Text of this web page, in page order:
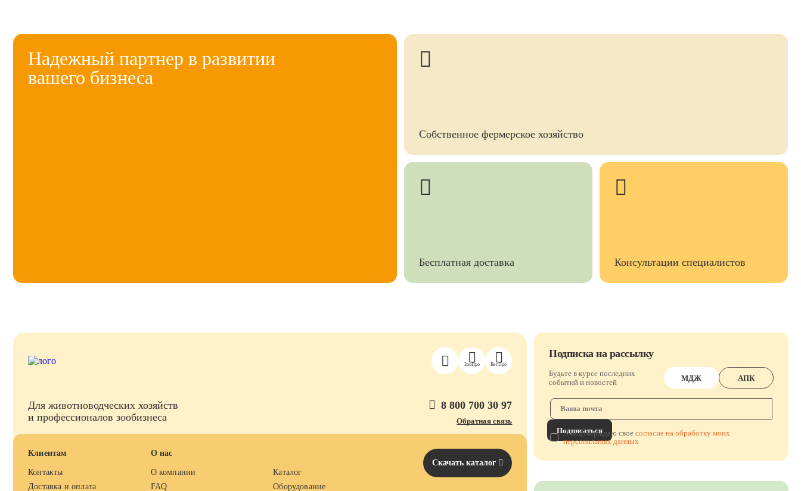
Надежный партнер в развитии
вашего бизнеса
Собственное фермерское хозяйство
Бесплатная доставка Консультации специалистов
ЗооПро ВетПро
Для животноводческих хозяйств
и профессионалов зообизнеса
8 800 700 30 97
Обратная связь
Клиентам
Контакты
Доставка и оплата
О нас
О компании
FAQ
Каталог
Оборудование
Скачать каталог
Подписка на рассылку
Будьте в курсе последних
событий и новостей
МДЖ АПК
Подписаться
Я подтверждаю своесогласие на обработку моих
персональных данных